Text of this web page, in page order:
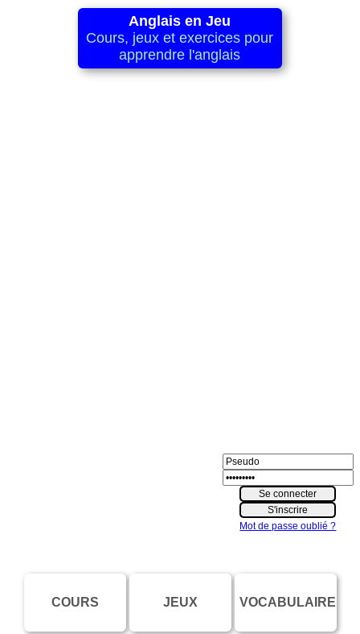
Anglais en Jeu
Cours, jeux et exercices pour
apprendre l'anglais
Mot de passe oublié ?
COURS JEUX VOCABULAIRE